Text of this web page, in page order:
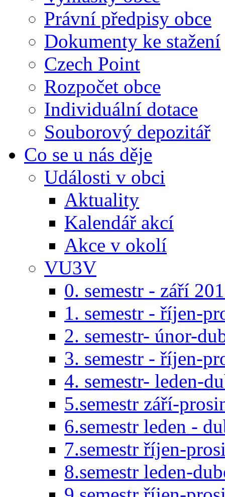
Právní předpisy obce
Dokumenty ke stažení
Czech Point
Rozpočet obce
Individuální dotace
Souborový depozitář
Co se u nás děje
Události v obci
Aktuality
Kalendář akcí
Akce v okolí
VU3V
0. semestr - září
1. semestr - říjen-
2. semestr- únor-
3. semestr - říjen-
4. semestr- leden-
5.semestr září-
6.semestr leden -
7.semestr říjen-
8.semestr leden-